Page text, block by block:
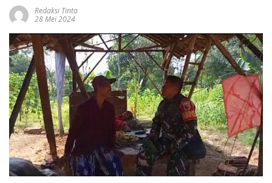
Redaksi Tinta
28 Mei 2024